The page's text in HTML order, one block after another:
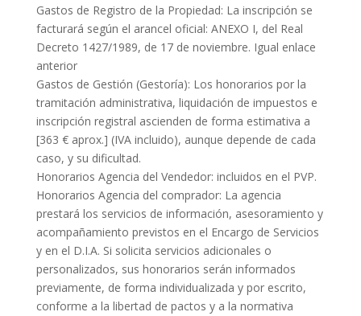
Gastos de Registro de la Propiedad: La inscripción se
facturará según el arancel oficial: ANEXO I, del Real
Decreto 1427/1989, de 17 de noviembre. Igual enlace
anterior
Gastos de Gestión (Gestoría): Los honorarios por la
tramitación administrativa, liquidación de impuestos e
inscripción registral ascienden de forma estimativa a
[363 € aprox.] (IVA incluido), aunque depende de cada
caso, y su dificultad.
Honorarios Agencia del Vendedor: incluidos en el PVP.
Honorarios Agencia del comprador: La agencia
prestará los servicios de información, asesoramiento y
acompañamiento previstos en el Encargo de Servicios
y en el D.I.A. Si solicita servicios adicionales o
personalizados, sus honorarios serán informados
previamente, de forma individualizada y por escrito,
conforme a la libertad de pactos y a la normativa